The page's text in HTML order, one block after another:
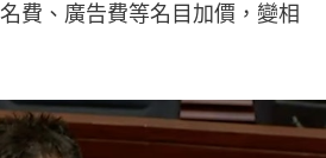
費、廣告費等名目加價，變相